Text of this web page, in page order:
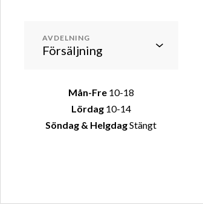
AVDELNING
Mån-Fre 10-18
Lördag10-14
Söndag & HelgdagStängt